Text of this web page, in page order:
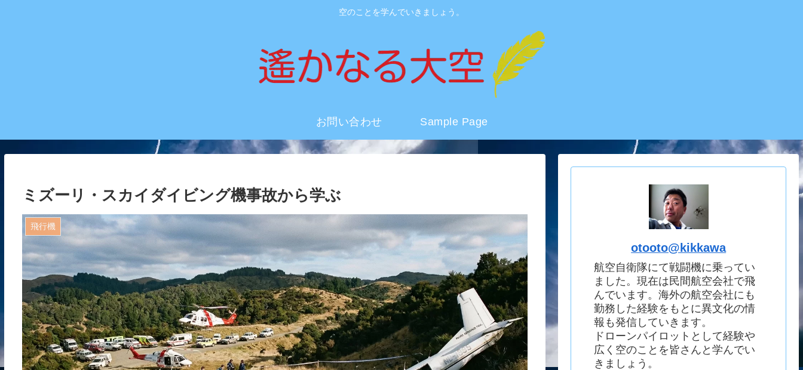
空のことを学んでいきましょう。
お問い合わせ Sample Page
ミズーリ・スカイダイビング機事故から学ぶ
飛行機
otooto@kikkawa
航空自衛隊にて戦闘機に乗ってい
ました。現在は民間航空会社で飛
んでいます。海外の航空会社にも
勤務した経験をもとに異文化の情
報も発信していきます。
ドローンパイロットとして経験や
広く空のことを皆さんと学んでい
きましょう。